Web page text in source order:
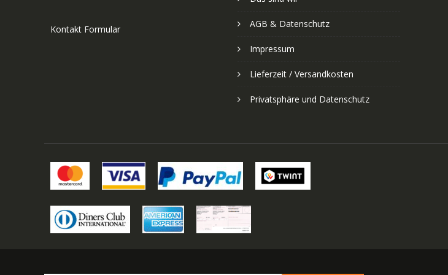
Kontakt Formular AGB & Datenschutz
Impressum
Lieferzeit / Versandkosten
Privatsphäre und Datenschutz